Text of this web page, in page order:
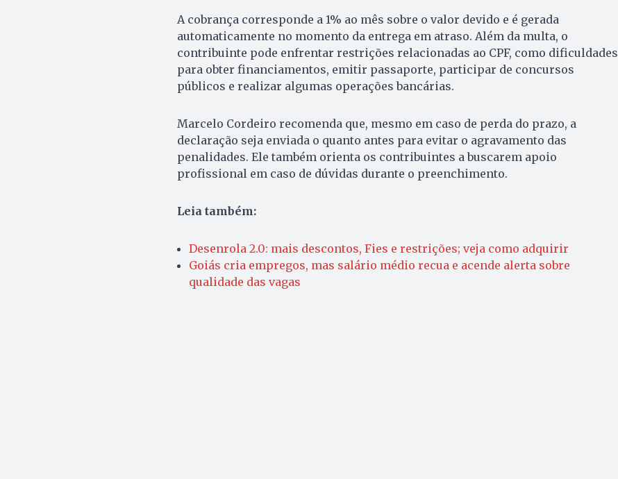
A cobrança corresponde a 1% ao mês sobre o valor devido e é gerada
automaticamente no momento da entrega em atraso. Além da multa, o
contribuinte pode enfrentar restrições relacionadas ao CPF, como dificuldades
para obter financiamentos, emitir passaporte, participar de concursos
públicos e realizar algumas operações bancárias.
Marcelo Cordeiro recomenda que, mesmo em caso de perda do prazo, a
declaração seja enviada o quanto antes para evitar o agravamento das
penalidades. Ele também orienta os contribuintes a buscarem apoio
profissional em caso de dúvidas durante o preenchimento.
Leia também:
Desenrola 2.0: mais descontos, Fies e restrições; veja como adquirir
Goiás cria empregos, mas salário médio recua e acende alerta sobre
qualidade das vagas